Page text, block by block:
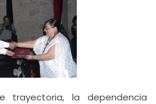
trayectoria, la dependencia